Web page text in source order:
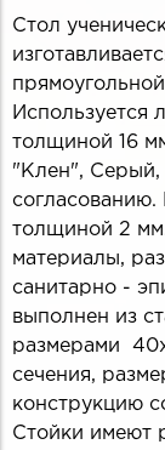
Стол
Используется
толщиной 16
"Клен", Серый,
толщиной 2
материалы,
санитарно -
выполнен из
размерами
сечения,
конструкцию
Стойки имеют